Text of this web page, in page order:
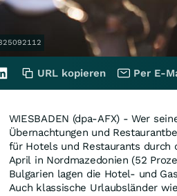
WIESBADEN (dpa-AFX) - Wer
Übernachtungen und
für Hotels und Restaurants durch
April in Nordmazedonien (52
Bulgarien lagen die Hotel- und
Auch klassische Urlaubsländer
URL kopieren Per E-